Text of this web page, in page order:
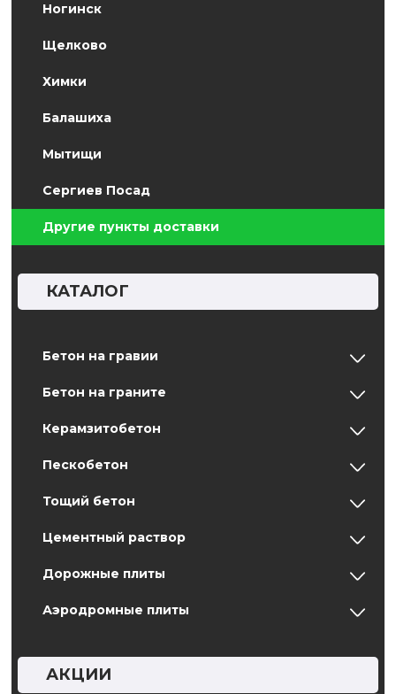
Ногинск
Щелково
Химки
Балашиха
Мытищи
Сергиев Посад
Другие пункты доставки
КАТАЛОГ
Бетон на гравии
Бетон на граните
Керамзитобетон
Пескобетон
Тощий бетон
Цементный раствор
Дорожные плиты
Аэродромные плиты
АКЦИИ